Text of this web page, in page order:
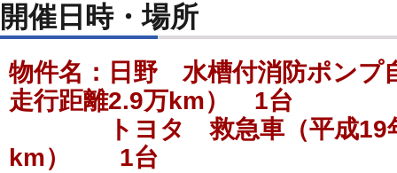
開催日時・場所
物件名：日野 水槽付消防ポン
走行距離2.9万km） 1台
トヨタ 救急車（平成19年
km） 1台